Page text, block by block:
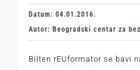
Datum: 04.01.2016.
Autor: Beogradski centar za
Bilten rEUformator se bavi